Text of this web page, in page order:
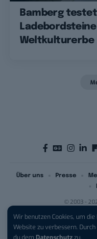
Wir benutzen Cookies, um
Website zu verbessern.
du dem Datenschutzzu.
Bamberg
Weltkulturerbe
© 2003 -
Über uns Presse
iPhone 17 Pro
200 €